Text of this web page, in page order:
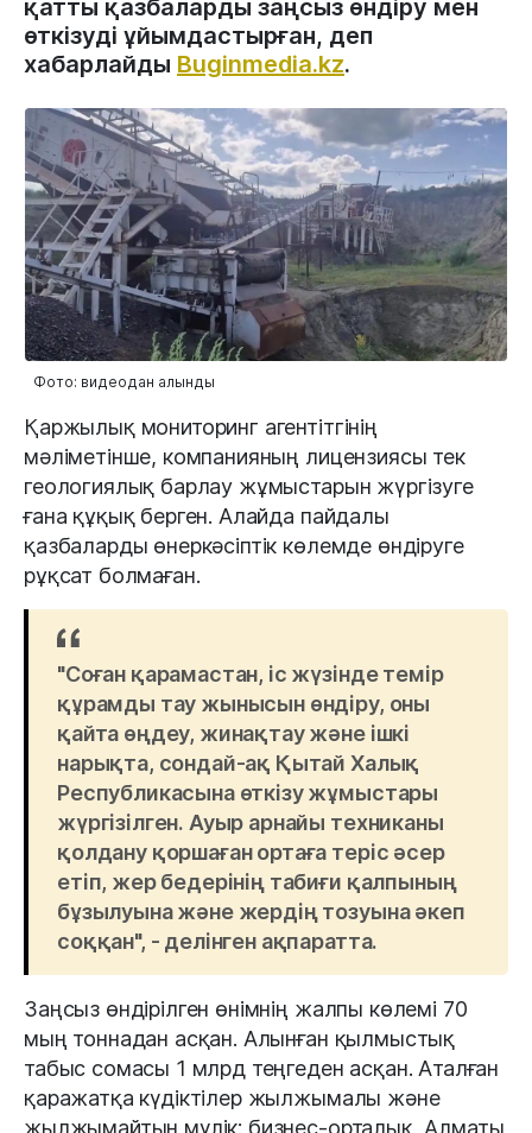
қатты қазбаларды заңсыз өндіру мен
өткізуді ұйымдастырған, деп
хабарлайды Buginmedia.kz.
Фото: видеодан алынды
Қаржылық мониторинг агентітгінің
мәліметінше, компанияның лицензиясы тек
геологиялық барлау жұмыстарын жүргізуге
ғана құқық берген. Алайда пайдалы
қазбаларды өнеркәсіптік көлемде өндіруге
рұқсат болмаған.
"Соған қарамастан, іс жүзінде темір
құрамды тау жынысын өндіру, оны
қайта өңдеу, жинақтау және ішкі
нарықта, сондай-ақ Қытай Халық
Республикасына өткізу жұмыстары
жүргізілген. Ауыр арнайы техниканы
қолдану қоршаған ортаға теріс әсер
етіп, жер бедерінің табиғи қалпының
бұзылуына және жердің тозуына әкеп
соққан", - делінген ақпаратта.
Заңсыз өндірілген өнімнің жалпы көлемі 70
мың тоннадан асқан. Алынған қылмыстық
табыс сомасы 1 млрд теңгеден асқан. Аталған
қаражатқа күдіктілер жылжымалы және
жылжымайтын мүлік: бизнес-орталық, Алматы